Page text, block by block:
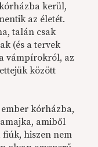
kerül,
az életét.
talán csak
(és a tervek
vámpírokról, az
között
kórházba,
amiből
fiúk, hiszen nem